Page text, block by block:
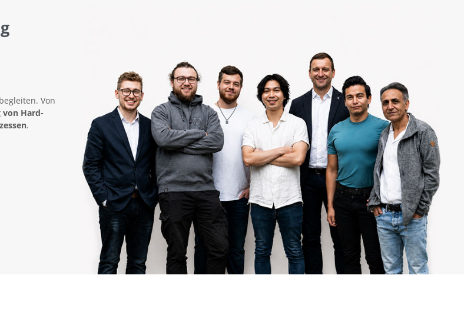
Von
von Hard-
.